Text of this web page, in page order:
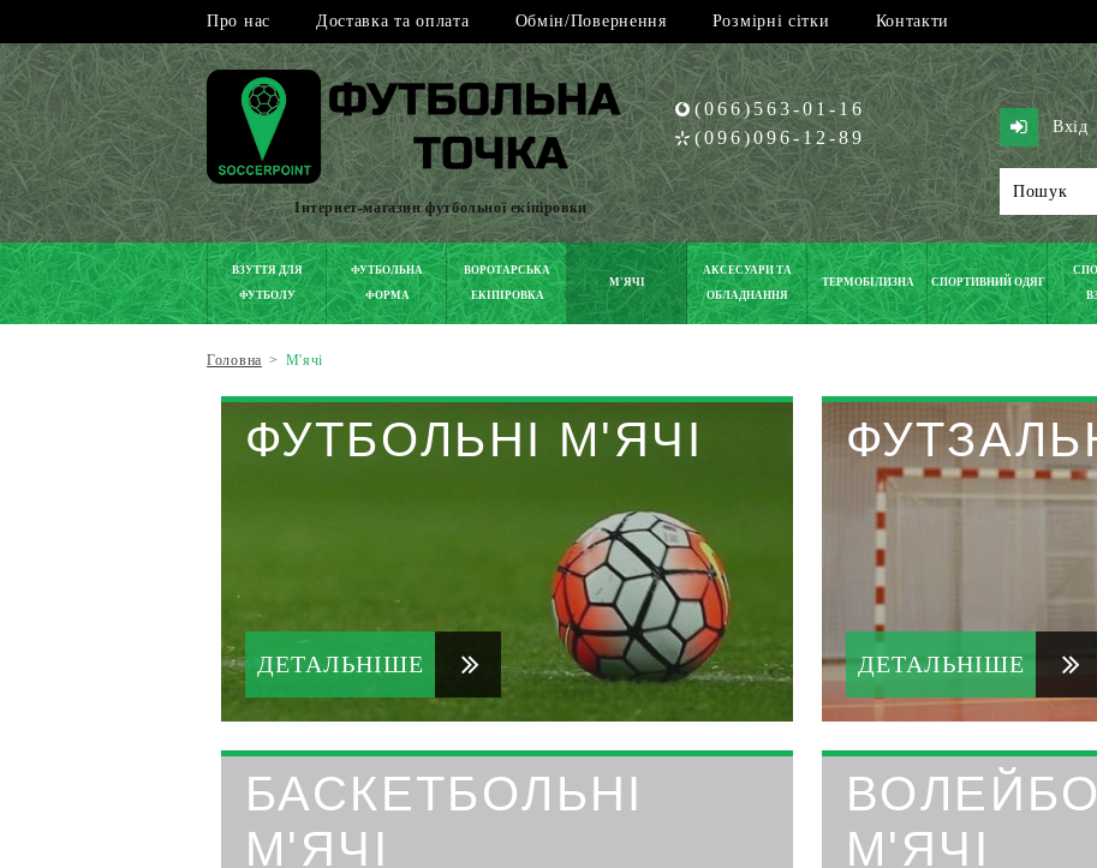
Про нас Доставка та оплата Обмін/Повернення Розмірні сітки Контакти
Інтернет-магазин футбольної екіпіровки
(066)563-01-16
(096)096-12-89
Вхід
ВЗУТТЯ ДЛЯ
ФУТБОЛУ
ФУТБОЛЬНА
ФОРМА
ВОРОТАРСЬКА
ЕКІПІРОВКА
М'ЯЧІ
АКСЕСУАРИ ТА
ОБЛАДНАННЯ
ТЕРМОБІЛИЗНА СПОРТИВНИЙ ОДЯГ
Головна > М'ячі
ФУТБОЛЬНІ М'ЯЧІ
ДЕТАЛЬНІШЕ ДЕТАЛЬНІШЕ
БАСКЕТБОЛЬНІ
М'ЯЧІ
М'ЯЧІ